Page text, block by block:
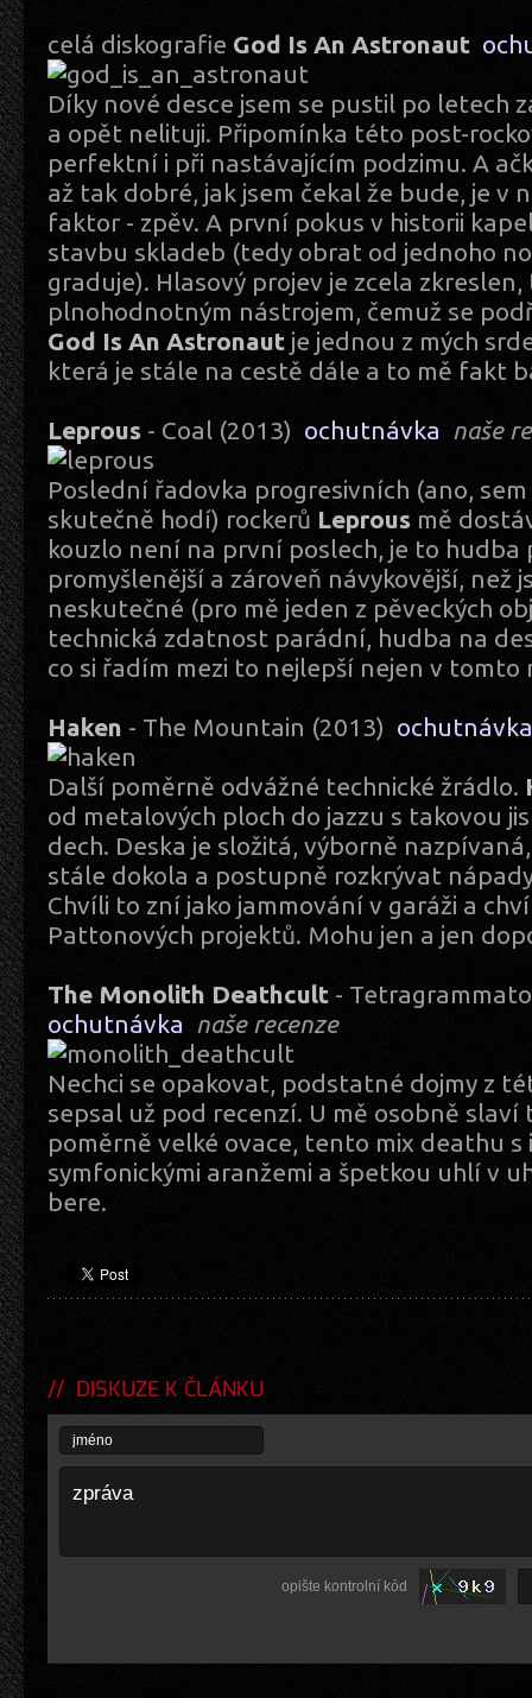
celá diskografie God Is An Astronaut
Díky nové desce jsem se pustil po letech
a opět nelituji. Připomínka této post-
perfektní i při nastávajícím podzimu. A
až tak dobré, jak jsem čekal že bude, je v
faktor - zpěv. A první pokus v historii
stavbu skladeb (tedy obrat od jednoho
graduje). Hlasový projev je zcela
plnohodnotným nástrojem, čemuž se
God Is An Astronaut je jednou z mých
která je stále na cestě dále a to mě fakt
Leprous - Coal (2013) ochutnávka naše
Poslední řadovka progresivních (ano,
skutečně hodí) rockerů Leprous mě
kouzlo není na první poslech, je to
promyšlenější a zároveň návykovější, než
neskutečné (pro mě jeden z pěveckých
technická zdatnost parádní, hudba na
co si řadím mezi to nejlepší nejen v tomto
Haken - The Mountain (2013) ochutnávka
Další poměrně odvážné technické žrádlo.
od metalových ploch do jazzu s takovou
dech. Deska je složitá, výborně
stále dokola a postupně rozkrývat
Chvíli to zní jako jammování v garáži a
Pattonových projektů. Mohu jen a jen
The Monolith Deathcult -
ochutnávka naše recenze
Nechci se opakovat, podstatné dojmy z
sepsal už pod recenzí. U mě osobně
poměrně velké ovace, tento mix deathu
symfonickými aranžemi a špetkou uhlí v
bere.
DISKUZE K ČLÁNKU
opište kontrolní kód